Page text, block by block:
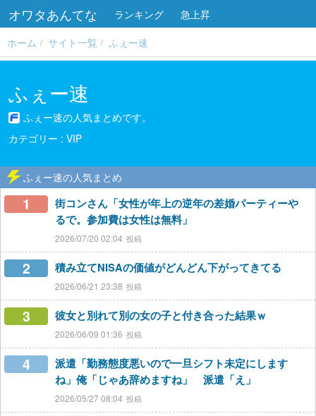
オワタあんてな ランキング
急上昇
ホーム
サイト一覧 ふぇー速
ふぇー速
ふぇー速の人気まとめです。
VIP
ふぇー速の人気まとめ
1
街コンさん「女性が年上の逆年の差婚パーティーや
るで。参加費は女性は無料」
2026/07/20 02:04
2 積み立てNISAの価値がどんどん下がってきてる
2026/06/21 23:38
3 彼女と別れて別の女の子と付き合った結果ｗ
2026/06/09 01:36
4
派遣「勤務態度悪いので一旦シフト未定にします
ね」俺「じゃあ辞めますね」 派遣「え」
2026/05/27 08:04